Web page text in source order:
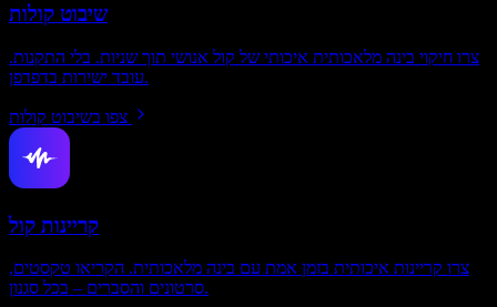
שיבוט קולות
צרו חיקוי בינה מלאכותית איכותי של קול אנושי תוך שניות. בלי התקנות.
עובד ישירות בדפדפן.
צפו בשיבוט קולות
קריינות קול
צרו קריינות איכותית בזמן אמת עם בינה מלאכותית. הקריאו טקסטים,
סרטונים והסברים – בכל סגנון.